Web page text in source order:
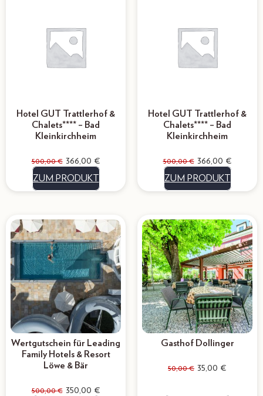
Hotel GUT Trattlerhof &
Chalets**** – Bad
Kleinkirchheim
500,00€ 366,00 €
ZUM PRODUKT
Hotel GUT Trattlerhof &
Chalets**** – Bad
Kleinkirchheim
500,00€ 366,00 €
ZUM PRODUKT
Wertgutschein für Leading
Family Hotels & Resort
Löwe & Bär
500,00€ 350,00 €
Gasthof Dollinger
50,00€ 35,00 €